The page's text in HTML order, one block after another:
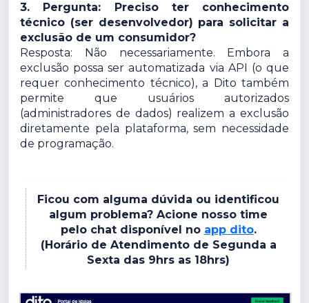
3. Pergunta: Preciso ter conhecimento
técnico (ser desenvolvedor) para solicitar a
exclusão de um consumidor?
Resposta: Não necessariamente. Embora a
exclusão possa ser automatizada via API (o que
requer conhecimento técnico), a Dito também
permite que usuários autorizados
(administradores de dados) realizem a exclusão
diretamente pela plataforma, sem necessidade
de programação.
Ficou com alguma dúvida ou identificou
algum problema? Acione nosso time
pelo chat disponível no app dito.
(Horário de Atendimento de Segunda a
Sexta das 9hrs as 18hrs)